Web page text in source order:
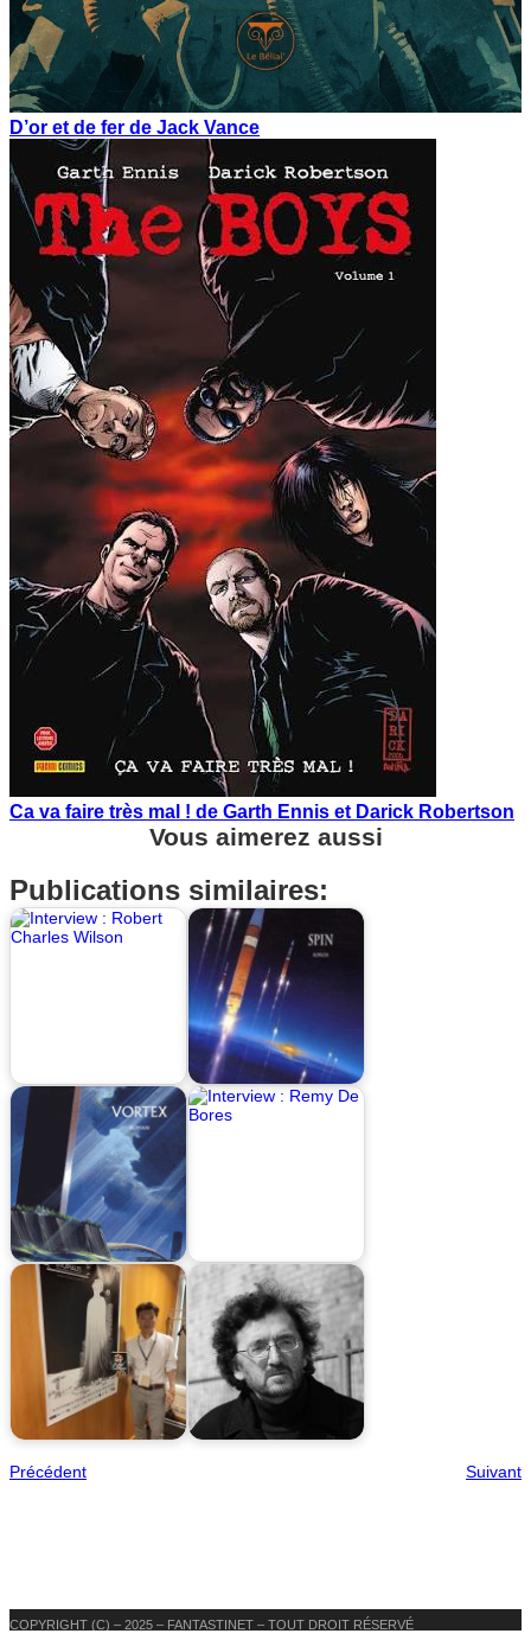
D’or et de fer de Jack Vance
Ca va faire très mal ! de Garth Ennis et Darick Robertson
Vous aimerez aussi
Publications similaires:
Précédent Suivant
COPYRIGHT (C) – 2025 – FANTASTINET – TOUT DROIT RÉSERVÉ